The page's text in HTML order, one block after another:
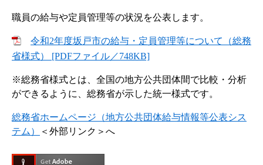
職員の給与や定員管理等の状況を公表します。
令和2年度坂戸市の給与・定員管理等について（総務
省様式） [PDFファイル／748KB]
※総務省様式とは、全国の地方公共団体間で比較・分析
ができるように、総務省が示した統一様式です。
総務省ホームページ（地方公共団体給与情報等公表シス
テム）
＜外部リンク＞ へ